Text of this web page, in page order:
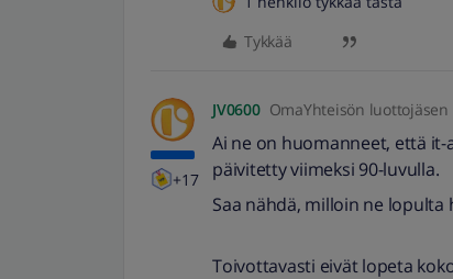
Tykkää
+17
JV0600 OmaYhteisön luottojäsen
Ai ne on huomanneet, että it-
päivitetty viimeksi 90-luvulla.
Saa nähdä, milloin ne
Toivottavasti eivät lopeta